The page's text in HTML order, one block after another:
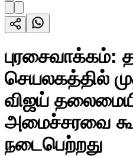
புரசைவாக்கம்:
செயலகத்தில்
விஜய்
அமைச்சரவை
நடைபெற்றது